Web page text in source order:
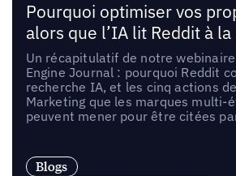
Pourquoi optimiser vos
alors que l’IA lit Reddit à la
Un récapitulatif de notre
Engine Journal : pourquoi Reddit
recherche IA, et les cinq actions
Marketing que les marques multi-
peuvent mener pour être citées
Blogs